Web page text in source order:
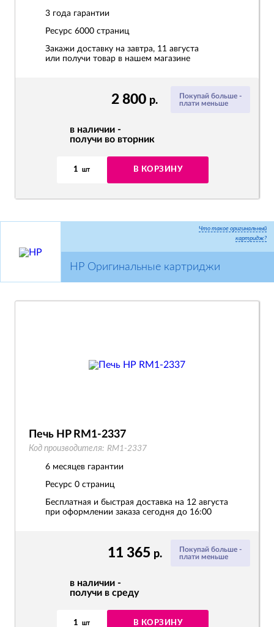
Покупай больше -
плати меньше
2 800 р.
в наличии -
получи во вторник
1 шт В КОРЗИНУ
3 года гарантии
Ресурс 6000 страниц
Закажи доставку на завтра, 11 августа
или получи товар в нашем магазине
Что такое оригинальный
картридж?
HP Оригинальные картриджи
Покупай больше -
плати меньше
11 365 р.
в наличии -
получи в среду
1 шт В КОРЗИНУ
Печь HP RM1-2337
Код производителя: RM1-2337
6 месяцев гарантии
Ресурс 0 страниц
Бесплатная и быстрая доставка на 12 августа
при оформлении заказа сегодня до 16:00